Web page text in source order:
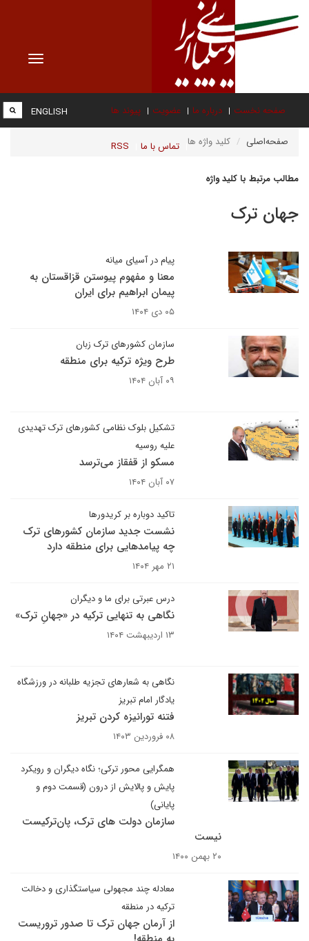
Toggle
صفحه نخست درباره ما عضویت پیوند ها
تماس با ما RSS
ENGLISH
صفحه‌اصلی کلید واژه ها
مطالب مرتبط با کلید واژه
جهان ترک
پیام در آسیای میانه
معنا و مفهوم پیوستن قزاقستان به
پیمان ابراهیم برای ایران
۰۵ دی ۱۴۰۴
سازمان کشورهای ترک زبان
طرح ویژه ترکیه برای منطقه
۰۹ آبان ۱۴۰۴
تشکیل بلوک نظامی کشورهای ترک تهدیدی
علیه روسیه
مسکو از قفقاز می‌ترسد
۰۷ آبان ۱۴۰۴
تاکید دوباره بر کریدورها
نشست جدید سازمان کشورهای ترک
چه پیامدهایی برای منطقه دارد
۲۱ مهر ۱۴۰۴
درس عبرتی برای ما و دیگران
نگاهی به تنهایی ترکیه در «جهانِ ترک»
۱۳ اردیبهشت ۱۴۰۴
نگاهی به شعارهای تجزیه طلبانه در ورزشگاه
یادگار امام تبریز
فتنه تورانیزه کردن تبریز
۰۸ فروردین ۱۴۰۳
همگرایی محور ترکی؛ نگاه دیگران و رویکرد
پایش و پالایش از درون (قسمت دوم و
پایانی)
سازمان دولت های ترک، پان‌ترکیست
نیست
۲۰ بهمن ۱۴۰۰
معادله چند مجهولی سیاستگذاری و دخالت
ترکیه در منطقه
از آرمان جهان ترک تا صدور تروریست